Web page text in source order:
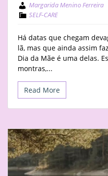
Margarida Menino Ferreira
SELF-CARE
Há datas que chegam
lã, mas que ainda assim
Dia da Mãe é uma delas.
montras,...
Read More